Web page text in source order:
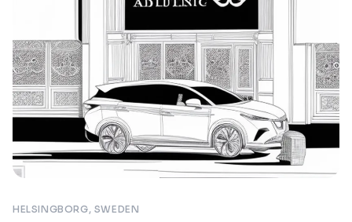
HELSINGBORG, SWEDEN